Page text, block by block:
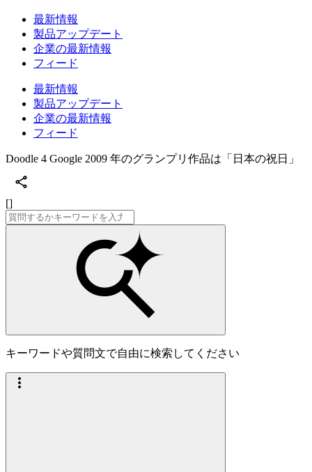
最新情報
製品アップデート
企業の最新情報
フィード
最新情報
製品アップデート
企業の最新情報
フィード
Doodle 4 Google 2009 年のグランプリ作品は「日本の祝日」
[]
キーワードや質問文で自由に検索してください